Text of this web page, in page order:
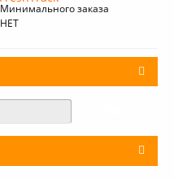
Минимального заказа
НЕТ